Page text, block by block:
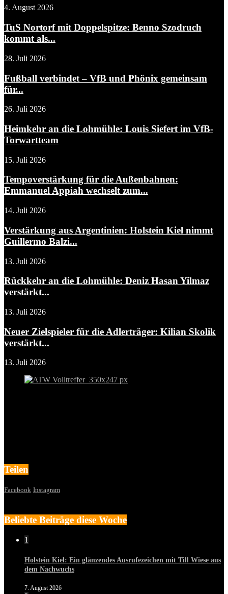
4. August 2026
TuS Nortorf mit Doppelspitze: Benno Szodruch
kommt als...
28. Juli 2026
Fußball verbindet – VfB und Phönix gemeinsam
für...
26. Juli 2026
Heimkehr an die Lohmühle: Louis Siefert im VfB-
Torwartteam
15. Juli 2026
Tempoverstärkung für die Außenbahnen:
Emmanuel Appiah wechselt zum...
14. Juli 2026
Verstärkung aus Argentinien: Holstein Kiel nimmt
Guillermo Balzi...
13. Juli 2026
Rückkehr an die Lohmühle: Deniz Hasan Yilmaz
verstärkt...
13. Juli 2026
Neuer Zielspieler für die Adlerträger: Kilian Skolik
verstärkt...
13. Juli 2026
Teilen
Facebook Instagram
Beliebte Beiträge diese Woche
1
Holstein Kiel: Ein glänzendes Ausrufezeichen mit Till Wiese aus
dem Nachwuchs
7. August 2026